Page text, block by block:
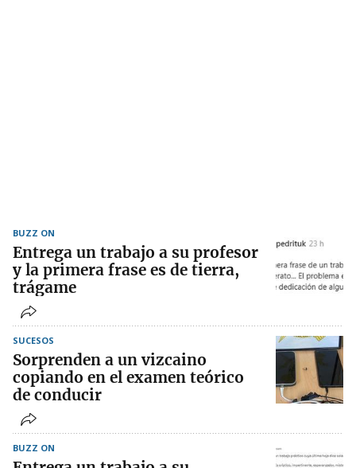
BUZZ ON
Entrega un trabajo a su profesor
y la primera frase es de tierra,
trágame
SUCESOS
Sorprenden a un vizcaino
copiando en el examen teórico
de conducir
BUZZ ON